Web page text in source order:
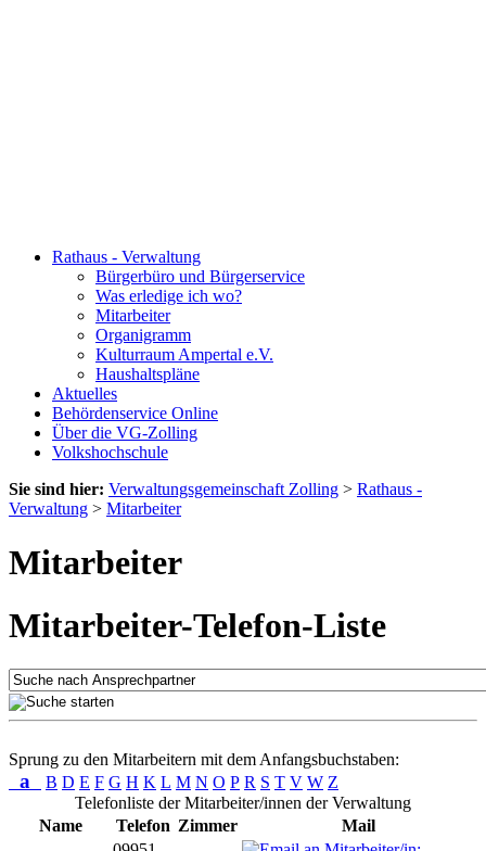
Rathaus - Verwaltung
Bürgerbüro und Bürgerservice
Was erledige ich wo?
Mitarbeiter
Organigramm
Kulturraum Ampertal e.V.
Haushaltspläne
Aktuelles
Behördenservice Online
Über die VG-Zolling
Volkshochschule
Sie sind hier: Verwaltungsgemeinschaft Zolling > Rathaus -
Verwaltung > Mitarbeiter
Mitarbeiter
Mitarbeiter-Telefon-Liste
Sprung zu den Mitarbeitern mit dem Anfangsbuchstaben:
a B D E F G H K L M N O P R S T V W Z
Telefonliste der Mitarbeiter/innen der Verwaltung
Name
Telefon Zimmer
Mail